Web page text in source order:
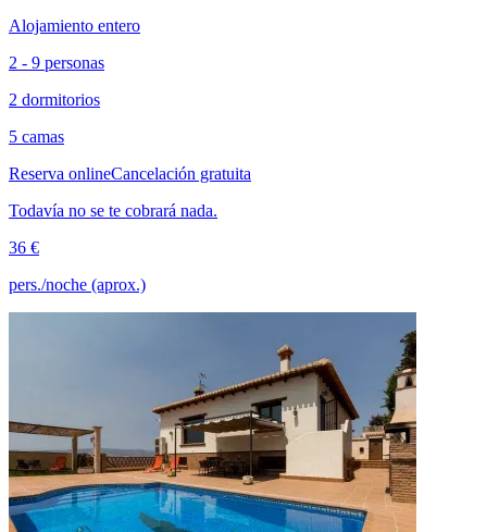
Alojamiento entero
2 - 9 personas
2 dormitorios
5 camas
Reserva onlineCancelación gratuita
Todavía no se te cobrará nada.
36 €
pers./noche (aprox.)